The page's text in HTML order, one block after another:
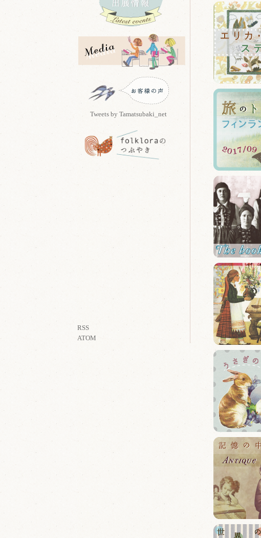
Tweets by Tamatsubaki_net
RSS
ATOM